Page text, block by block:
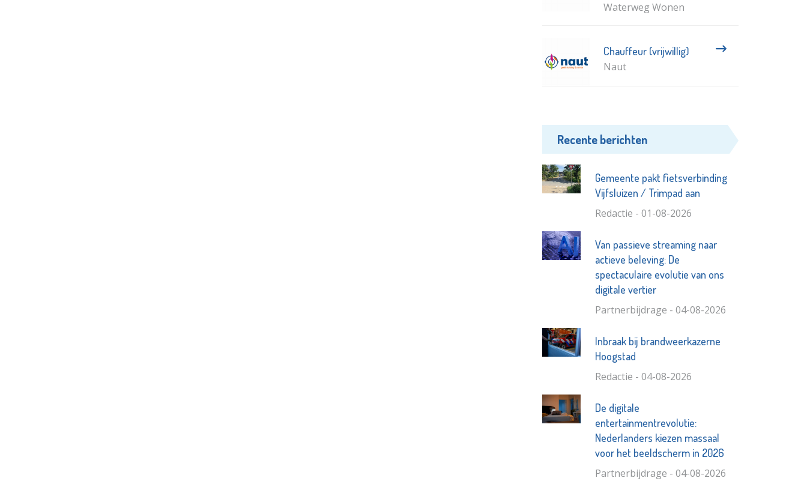
Waterweg Wonen
Chauffeur (vrijwillig)
Naut
Recente berichten
Gemeente pakt fietsverbinding
Vijfsluizen / Trimpad aan
Redactie - 01-08-2026
Van passieve streaming naar
actieve beleving: De
spectaculaire evolutie van ons
digitale vertier
Partnerbijdrage - 04-08-2026
Inbraak bij brandweerkazerne
Hoogstad
Redactie - 04-08-2026
De digitale
entertainmentrevolutie:
Nederlanders kiezen massaal
voor het beeldscherm in 2026
Partnerbijdrage - 04-08-2026